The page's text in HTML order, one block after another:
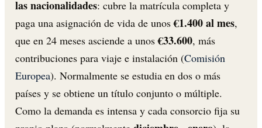
las nacionalidades: cubre la matrícula completa y
paga una asignación de vida de unos€1.400 al mes,
que en 24 meses asciende a unos€33.600, más
contribuciones para viaje e instalación (Comisión
Europea). Normalmente se estudia en dos o más
países y se obtiene un título conjunto o múltiple.
Como la demanda es intensa y cada consorcio fija su